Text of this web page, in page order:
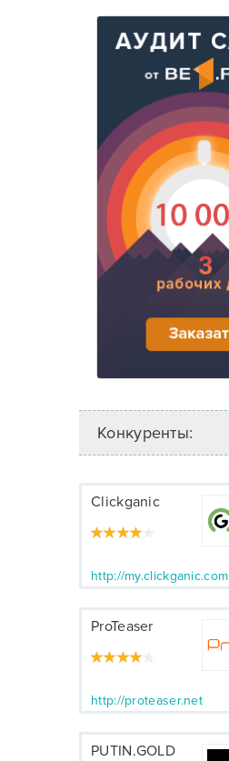
Конкуренты:
Clickganic
http://my.clickganic.com
ProTeaser
http://proteaser.net
PUTIN.GOLD